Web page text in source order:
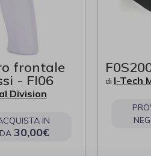
frontale
- FI06
Division
IN
30,00€
di I-Tech